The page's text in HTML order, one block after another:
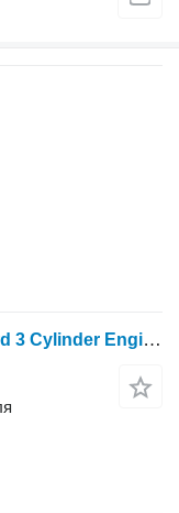
Помпа охлаждения двигателя Ford 3 Cylinder Engine 2910, 3600 Water Pump 87800115 для трактора колесного Ford 230, 231, 2310, 233, 234, 2600, 2610, 2810, 2910, 3000, 3230, 333, 334, 335, 3430, 3600, 3610, 3900, 3910, 3930, 4100, 4110, 4200, 4330, 515, 532, 535